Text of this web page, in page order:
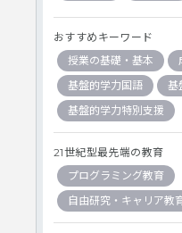
おすすめキーワード
授業の基礎・基本
基盤的学力国語
基
基盤的学力特別支援
21世紀型最先端の教育
プログラミング教育
自由研究・キャリア教